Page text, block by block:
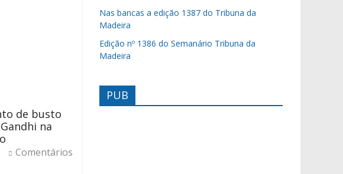
de busto
na
Comentários
Nas bancas a edição 1387 do Tribuna da
Madeira
Edição nº 1386 do Semanário Tribuna da
Madeira
PUB